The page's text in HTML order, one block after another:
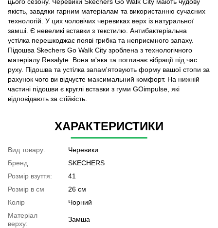
якість, завдяки гарним матеріалам та використанню сучасних
технологій. У цих чоловічих черевиках верх із натуральної
замші. Є невеликі вставки з текстилю. Антибактеріальна
устілка перешкоджає появі грибка та неприємного запаху.
Підошва Skechers Go Walk City зроблена з технологічного
матеріалу Resalyte. Вона м'яка та поглинає вібрації під час
руху. Підошва та устілка запам'ятовують форму вашої стопи за
рахунок чого ви відчуєте максимальний комфорт. На нижній
частині підошви є круглі вставки з гуми GOimpulse, які
відповідають за стійкість.
ХАРАКТЕРИСТИКИ
Вид товару:
Черевики
Бренд
SKECHERS
Розмір взуття:
41
Розмір в см
26 см
Колір
Чорний
Матеріал
верху:
Замша